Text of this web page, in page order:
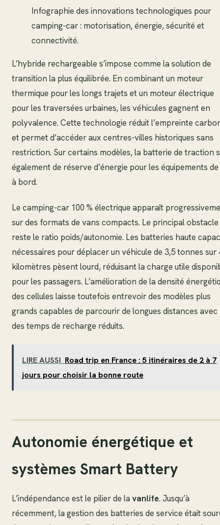
Infographie des innovations technologiques pour
camping-car : motorisation, énergie, sécurité et
connectivité.
L’hybride rechargeable s’impose comme la solution de
transition la plus équilibrée. En combinant un moteur
thermique pour les longs trajets et un moteur électrique
pour les traversées urbaines, les véhicules gagnent en
polyvalence. Cette technologie réduit l’empreinte
et permet d’accéder aux centres-villes historiques sans
restriction. Sur certains modèles, la batterie de traction
également de réserve d’énergie pour les équipements
à bord.
Le camping-car 100 % électrique apparaît
sur des formats de vans compacts. Le principal obstacle
reste le ratio poids/autonomie. Les batteries haute
nécessaires pour déplacer un véhicule de 3,5 tonnes sur
kilomètres pèsent lourd, réduisant la charge utile
pour les passagers. L’amélioration de la densité
des cellules laisse toutefois entrevoir des modèles plus
grands capables de parcourir de longues distances avec
des temps de recharge réduits.
LIRE AUSSI Road trip en France : 5 itinéraires de 2 à 7
jours pour choisir la bonne route
Autonomie énergétique et
systèmes Smart Battery
L’indépendance est le pilier de la vanlife. Jusqu’à
récemment, la gestion des batteries de service était